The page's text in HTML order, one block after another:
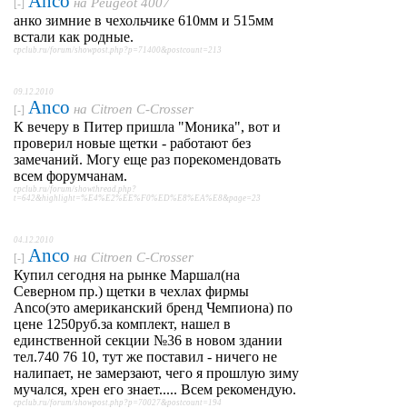
[-]
анко зимние в чехольчике 610мм и 515мм
встали как родные.
cpclub.ru/forum/showpost.php?p=71400&postcount=213
09.12.2010
[-] Anco на Citroen C-Crosser
К вечеру в Питер пришла "Моника", вот и
проверил новые щетки - работают без
замечаний. Могу еще раз порекомендовать
всем форумчанам.
cpclub.ru/forum/showthread.php?
t=642&highlight=%E4%E2%EE%F0%ED%E8%EA%E8&page=23
04.12.2010
[-] Anco на Citroen C-Crosser
Купил сегодня на рынке Маршал(на
Северном пр.) щетки в чехлах фирмы
Anco(это американский бренд Чемпиона) по
цене 1250руб.за комплект, нашел в
единственной секции №36 в новом здании
тел.740 76 10, тут же поставил - ничего не
налипает, не замерзают, чего я прошлую зиму
мучался, хрен его знает..... Всем рекомендую.
cpclub.ru/forum/showpost.php?p=70027&postcount=194